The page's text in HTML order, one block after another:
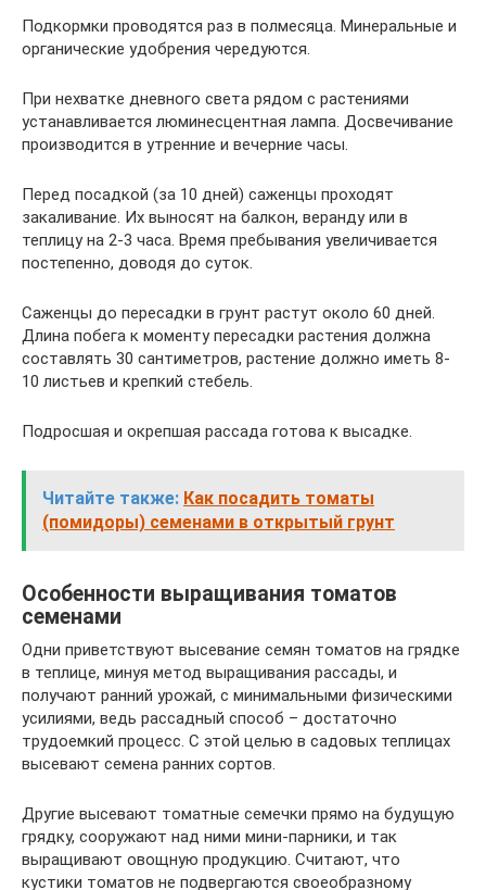
Подкормки проводятся раз в полмесяца. Минеральные и
органические удобрения чередуются.
При нехватке дневного света рядом с растениями
устанавливается люминесцентная лампа. Досвечивание
производится в утренние и вечерние часы.
Перед посадкой (за 10 дней) саженцы проходят
закаливание. Их выносят на балкон, веранду или в
теплицу на 2-3 часа. Время пребывания увеличивается
постепенно, доводя до суток.
Саженцы до пересадки в грунт растут около 60 дней.
Длина побега к моменту пересадки растения должна
составлять 30 сантиметров, растение должно иметь 8-
10 листьев и крепкий стебель.
Подросшая и окрепшая рассада готова к высадке.
Читайте также: Как посадить томаты
(помидоры) семенами в открытый грунт
Особенности выращивания томатов
семенами
Одни приветствуют высевание семян томатов на грядке
в теплице, минуя метод выращивания рассады, и
получают ранний урожай, с минимальными физическими
усилиями, ведь рассадный способ – достаточно
трудоемкий процесс. С этой целью в садовых теплицах
высевают семена ранних сортов.
Другие высевают томатные семечки прямо на будущую
грядку, сооружают над ними мини-парники, и так
выращивают овощную продукцию. Считают, что
кустики томатов не подвергаются своеобразному